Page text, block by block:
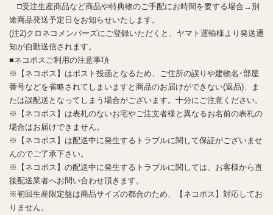
□受注生産商品など商品や特典物のご手配にお時間を要する場合→別
途商品発送予定日をお知らせいたします。
(注2)クロネコメンバーズにご登録いただくと、ヤマト運輸様より発送通
知が自動送信されます。
■ネコポスご利用の注意事項
※【ネコポス】はポスト投函となるため、ご住所の誤りや建物名･部屋
番号などを省略されてしまいますと商品のお届けができない(返品)、ま
たは誤配送となってしまう場合がございます。十分にご注意ください。
※【ネコポス】は表札のないお宅やご注文者様と異なるお名前の表札の
場合はお届けできません。
※【ネコポス】は配送中に発生するトラブルに関して保証がございませ
んのでご了承下さい。
※【ネコポス】の配送中に発生するトラブルに関しては、お客様から直
接配送業者へお問い合わせ頂きます。
※初回生産限定盤は商品サイズの都合のため、【ネコポス】対応してお
りません。